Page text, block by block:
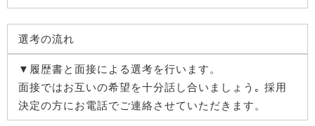
選考の流れ
▼履歴書と面接による選考を行います。
面接ではお互いの希望を十分話し合いましょう｡ 採用
決定の方にお電話でご連絡させていただきます。